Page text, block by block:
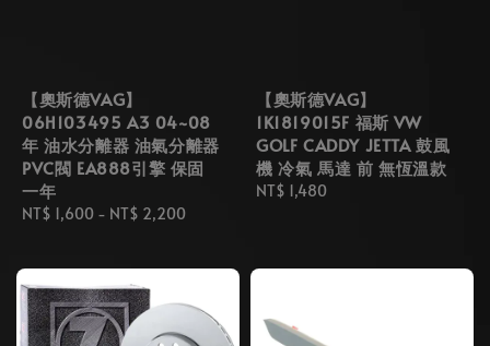
【奧斯德VAG】
06H103495 A3 04~08
年 油水分離器 油氣分離器
PVC閥 EA888引擎 保固
一年
Regular
NT$ 1,600 - NT$ 2,200
【奧斯德VAG】
1K1819015F 福斯 VW
GOLF CADDY JETTA 鼓風
機 冷氣 馬達 前 無恆溫款
Regular
NT$ 1,480